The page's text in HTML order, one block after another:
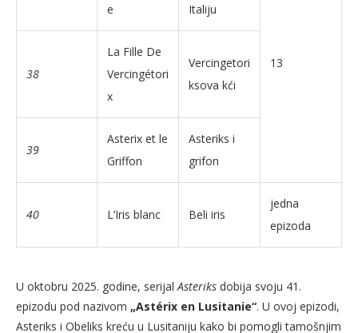
e
Italiju
13
38
La Fille De
Vercingétori
x
Vercingetori
ksova kći
39
Asterix et le
Griffon
Asteriks i
grifon
40 L’Iris blanc Beli iris
jedna
epizoda
U oktobru 2025. godine, serijalAsteriks dobija svoju 41.
epizodu pod nazivom „Astérix en Lusitanie“. U ovoj epizodi,
Asteriks i Obeliks kreću u Lusitaniju kako bi pomogli tamošnjim